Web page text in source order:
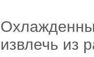
извлечь из